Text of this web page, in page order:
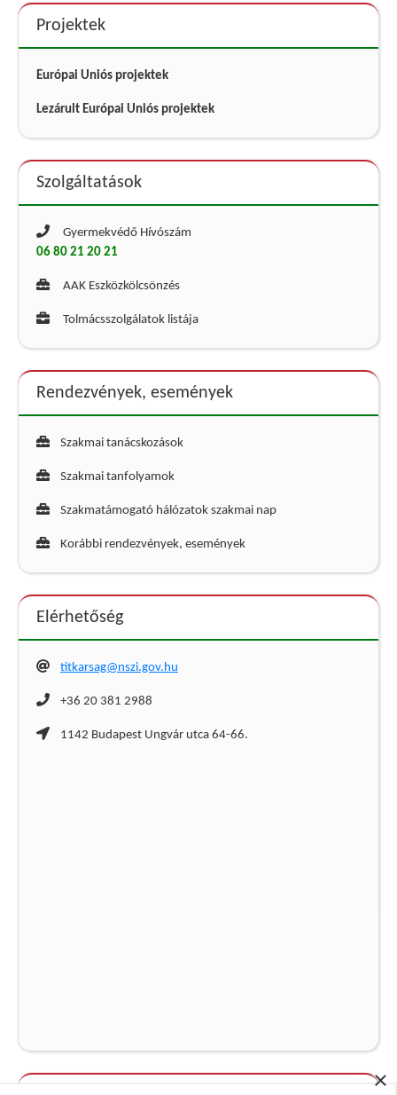
×
Projektek
Európai Uniós projektek
Lezárult Európai Uniós projektek
Szolgáltatások
Gyermekvédő Hívószám
06 80 21 20 21
AAK Eszközkölcsönzés
Tolmácsszolgálatok listája
Rendezvények, események
Szakmai tanácskozások
Szakmai tanfolyamok
Szakmatámogató hálózatok szakmai nap
Korábbi rendezvények, események
Elérhetőség
titkarsag@nszi.gov.hu
+36 20 381 2988
1142 Budapest Ungvár utca 64-66.